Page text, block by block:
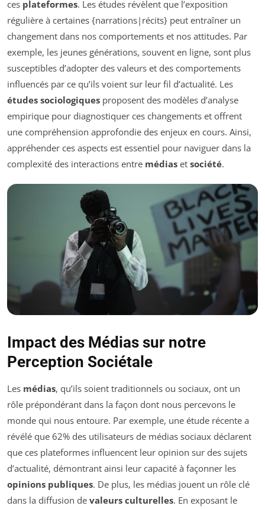
ces plateformes. Les études révèlent que l’exposition
régulière à certaines {narrations|récits} peut entraîner un
changement dans nos comportements et nos attitudes. Par
exemple, les jeunes générations, souvent en ligne, sont plus
susceptibles d’adopter des valeurs et des comportements
influencés par ce qu’ils voient sur leur fil d’actualité. Les
études sociologiques proposent des modèles d’analyse
empirique pour diagnostiquer ces changements et offrent
une compréhension approfondie des enjeux en cours. Ainsi,
appréhender ces aspects est essentiel pour naviguer dans la
complexité des interactions entre médias et société.
Impact des Médias sur notre
Perception Sociétale
Les médias, qu’ils soient traditionnels ou sociaux, ont un
rôle prépondérant dans la façon dont nous percevons le
monde qui nous entoure. Par exemple, une étude récente a
révélé que 62% des utilisateurs de médias sociaux déclarent
que ces plateformes influencent leur opinion sur des sujets
d’actualité, démontrant ainsi leur capacité à façonner les
opinions publiques. De plus, les médias jouent un rôle clé
dans la diffusion de valeurs culturelles. En exposant le